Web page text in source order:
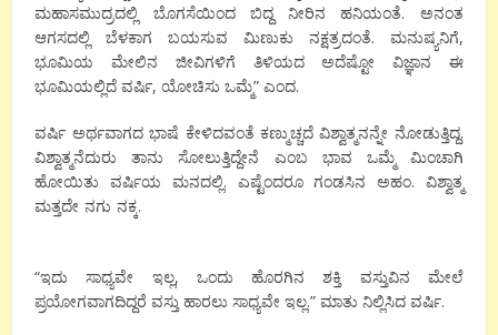
ಮಹಾಸಮುದ್ರದಲ್ಲಿ ಬೊಗಸೆಯಿಂದ ಬಿದ್ದ ನೀರಿನ ಹನಿಯಂತೆ. ಅನಂತ
ಆಗಸದಲ್ಲಿ ಬೆಳಕಾಗ ಬಯಸುವ ಮಿಣುಕು ನಕ್ಷತ್ರದಂತೆ. ಮನುಷ್ಯನಿಗೆ,
ಭೂಮಿಯ ಮೇಲಿನ ಜೀವಿಗಳಿಗೆ ತಿಳಿಯದ ಅದೆಷ್ಟೋ ವಿಜ್ಞಾನ ಈ
ಭೂಮಿಯಲ್ಲಿದೆ ವರ್ಷಿ, ಯೋಚಿಸು ಒಮ್ಮೆ” ಎಂದ.
ವರ್ಷಿ ಅರ್ಥವಾಗದ ಭಾಷೆ ಕೇಳಿದವಂತೆ ಕಣ್ಮುಚ್ಚದೆ ವಿಶ್ವಾತ್ಮನನ್ನೇ ನೋಡುತ್ತಿದ್ದ.
ವಿಶ್ವಾತ್ಮನೆದುರು ತಾನು ಸೋಲುತ್ತಿದ್ದೇನೆ ಎಂಬ ಭಾವ ಒಮ್ಮೆ ಮಿಂಚಾಗಿ
ಹೋಯಿತು ವರ್ಷಿಯ ಮನದಲ್ಲಿ. ಎಷ್ಟೆಂದರೂ ಗಂಡಸಿನ ಅಹಂ. ವಿಶ್ವಾತ್ಮ
ಮತ್ತದೇ ನಗು ನಕ್ಕ.
“ಇದು ಸಾಧ್ಯವೇ ಇಲ್ಲ, ಒಂದು ಹೊರಗಿನ ಶಕ್ತಿ ವಸ್ತುವಿನ ಮೇಲೆ
ಪ್ರಯೋಗವಾಗದಿದ್ದರೆ ವಸ್ತು ಹಾರಲು ಸಾಧ್ಯವೇ ಇಲ್ಲ.” ಮಾತು ನಿಲ್ಲಿಸಿದ ವರ್ಷಿ.